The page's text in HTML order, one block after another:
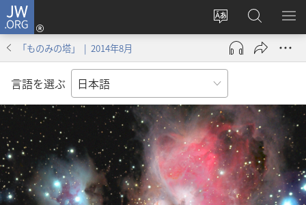
JW.ORG
サ
イ
ト
の
言
語
を
変
え
る
ロ
グ
ン
し
い
タ
ブ
で
開
く）
JW.ORG
の
検
メ
を
「ものみの塔」 | 2014年8月
言語を選ぶ